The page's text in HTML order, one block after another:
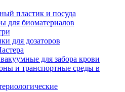
пластик и посуда
для биоматериалов
для дозаторов
для забора крови
и транспортные среды в